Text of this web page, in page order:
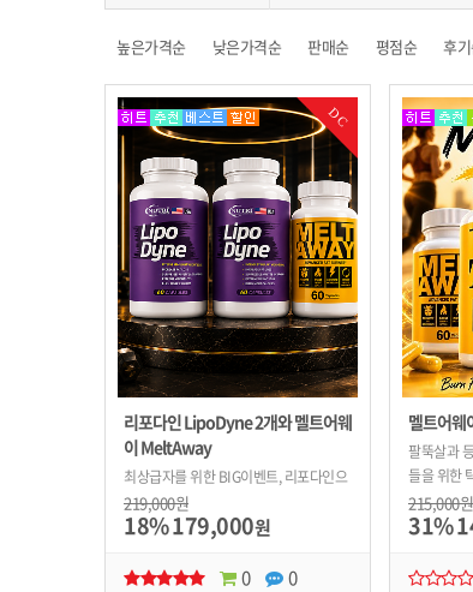
높은가격순 낮은가격순 판매순 평점순 후
DC
리포다인 LipoDyne 2개와 멜트어웨
이 MeltAway
최상급자를 위한 BIG이벤트, 리포다인으
로 식욕을 잡고, 멜트어웨이로 몸에 쌓여
진(팔뚝살, 등살)들을 제거한다.
219,000원
18%179,000원
0
0
멜트어
팔뚝살과
들을 위한
욕억제의
제를 한번
215,000원
31%